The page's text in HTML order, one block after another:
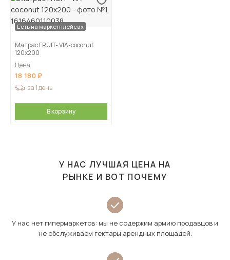
Есть на маркетплейсах
Матрас FRUIT- VIA-coconut
120х200
Цена
18 180
за 1 день
В корзину
У НАС ЛУЧШАЯ ЦЕНА НА
РЫНКЕ И ВОТ ПОЧЕМУ
У нас нет гипермаркетов: мы не содержим армию продавцов и
не обслуживаем гектары арендных площадей.